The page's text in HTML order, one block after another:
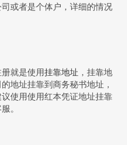
或者是个体户，详细的情况
就是使用挂靠地址 ，挂靠地
地址挂靠到商务秘书地址，
使用使用红本凭证地址挂靠
。